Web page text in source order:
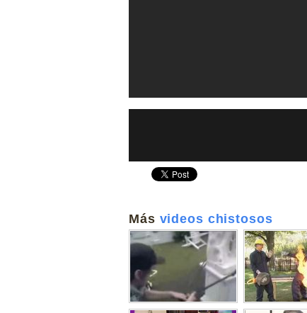
Más videos chistosos